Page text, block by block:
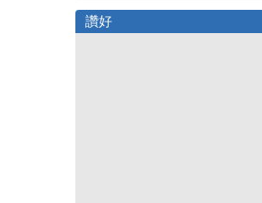
讚好